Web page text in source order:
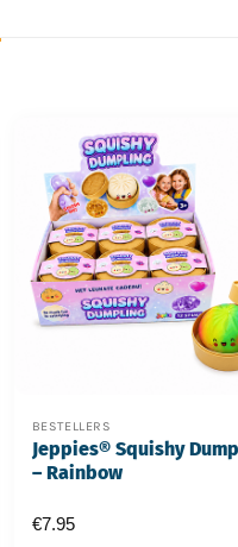
BESTELLERS
Jeppies® Squishy
– Rainbow
€7.95